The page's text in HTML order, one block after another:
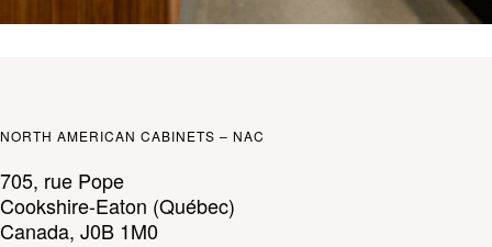
NORTH AMERICAN CABINETS – NAC
705, rue Pope
Cookshire-Eaton (Québec)
Canada, J0B 1M0